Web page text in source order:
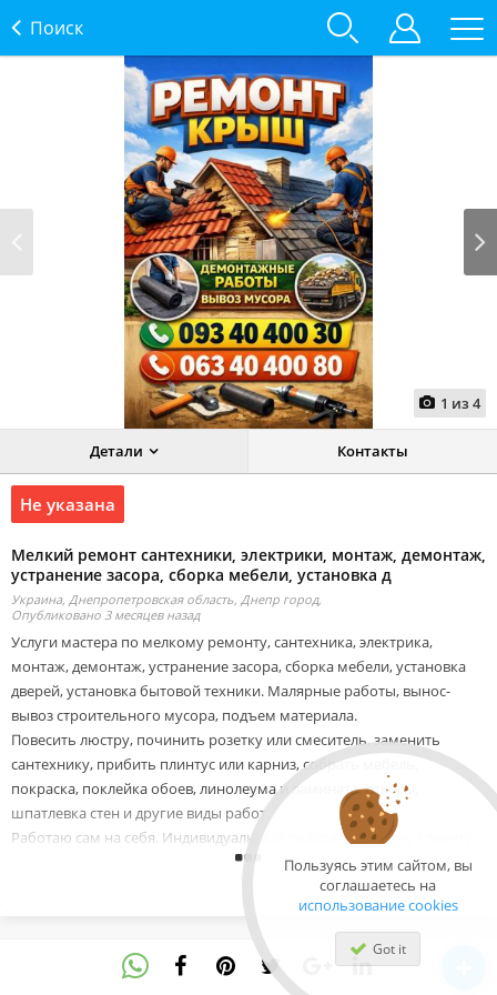
Пользуясь этим сайтом, вы
соглашаетесь на
использование cookies
Got it
Поиск
1 из 4
Детали Контакты
Не указана
Мелкий ремонт сантехники, электрики, монтаж, демонтаж,
устранение засора, сборка мебели, установка д
Украина, Днепропетровская область, Днепр город,
Опубликовано 3 месяцев назад
Услуги мастера по мелкому ремонту, сантехника, электрика,
монтаж, демонтаж, устранение засора, сборка мебели, установка
дверей, установка бытовой техники. Малярные работы, вынос-
вывоз строительного мусора, подъем материала.
Повесить люстру, починить розетку или смеситель, заменить
сантехнику, прибить плинтус или карниз, собрать мебель,
покраска, поклейка обоев, линолеума и ламината, откосы,
шпатлевка стен и другие виды работ.
Работаю сам на себя. Индивидуальный подход к каждому клиенту,
надёжность, честность и ответственность.
Тел.: 0934040030, 0634040080